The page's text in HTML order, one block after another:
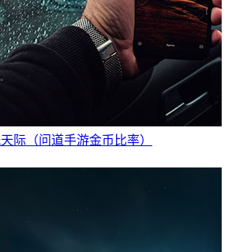
际（问道手游金币比率）